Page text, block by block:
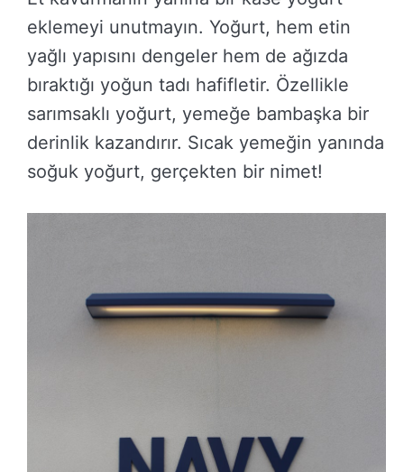
eklemeyi unutmayın. Yoğurt, hem etin
yağlı yapısını dengeler hem de ağızda
bıraktığı yoğun tadı hafifletir. Özellikle
sarımsaklı yoğurt, yemeğe bambaşka bir
derinlik kazandırır. Sıcak yemeğin yanında
soğuk yoğurt, gerçekten bir nimet!